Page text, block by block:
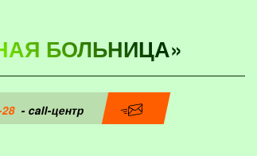
БОЛЬНИЦА»
- call-центр